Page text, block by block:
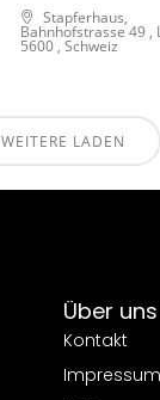
Stapferhaus,
Bahnhofstrasse 49 ,
5600 , Schweiz
WEITERE LADEN
Über uns
Kontakt
Impressum